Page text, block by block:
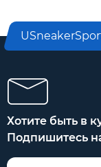
Хотите быть в
Подпишитесь